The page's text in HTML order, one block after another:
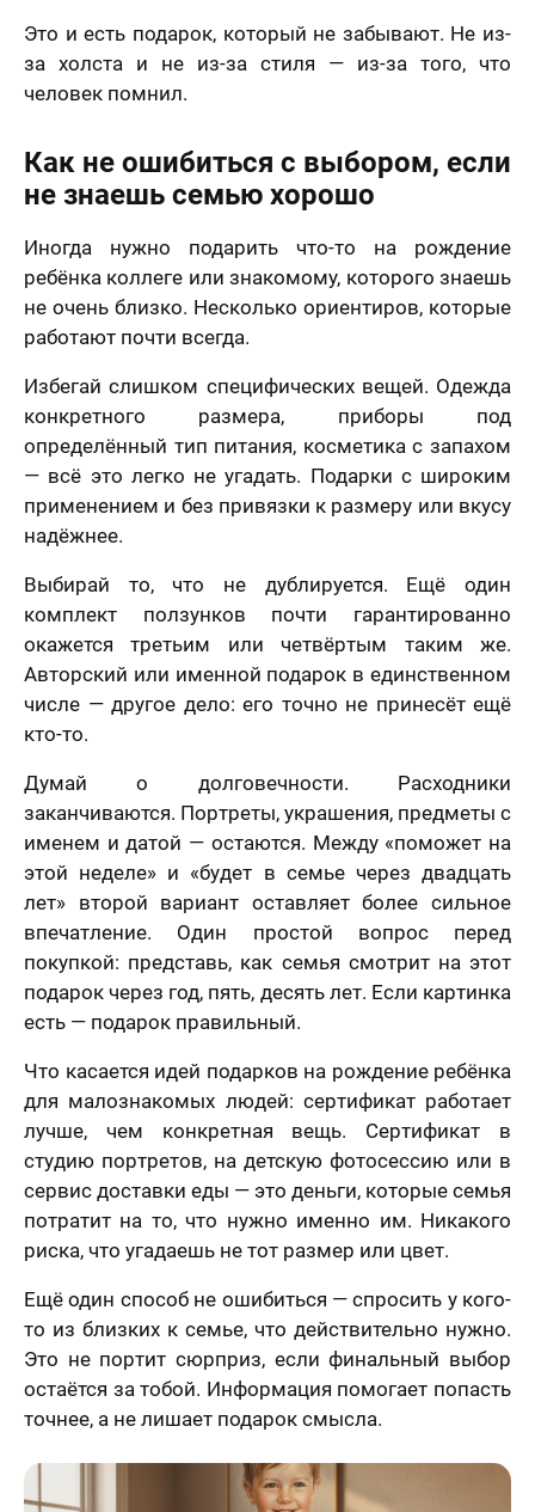
Это и есть подарок, который не забывают. Не из-
за холста и не из-за стиля — из-за того, что
человек помнил.
Как не ошибиться с выбором, если
не знаешь семью хорошо
Иногда нужно подарить что-то на рождение
ребёнка коллеге или знакомому, которого знаешь
не очень близко. Несколько ориентиров, которые
работают почти всегда.
Избегай слишком специфических вещей. Одежда
конкретного размера, приборы под
определённый тип питания, косметика с запахом
— всё это легко не угадать. Подарки с широким
применением и без привязки к размеру или вкусу
надёжнее.
Выбирай то, что не дублируется. Ещё один
комплект ползунков почти гарантированно
окажется третьим или четвёртым таким же.
Авторский или именной подарок в единственном
числе — другое дело: его точно не принесёт ещё
кто-то.
Думай о долговечности. Расходники
заканчиваются. Портреты, украшения, предметы с
именем и датой — остаются. Между «поможет на
этой неделе» и «будет в семье через двадцать
лет» второй вариант оставляет более сильное
впечатление. Один простой вопрос перед
покупкой: представь, как семья смотрит на этот
подарок через год, пять, десять лет. Если картинка
есть — подарок правильный.
Что касается идей подарков на рождение ребёнка
для малознакомых людей: сертификат работает
лучше, чем конкретная вещь. Сертификат в
студию портретов, на детскую фотосессию или в
сервис доставки еды — это деньги, которые семья
потратит на то, что нужно именно им. Никакого
риска, что угадаешь не тот размер или цвет.
Ещё один способ не ошибиться — спросить у кого-
то из близких к семье, что действительно нужно.
Это не портит сюрприз, если финальный выбор
остаётся за тобой. Информация помогает попасть
точнее, а не лишает подарок смысла.